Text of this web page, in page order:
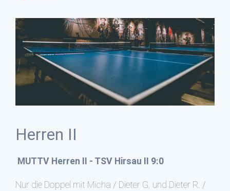
Herren II
MUTTV Herren II - TSV Hirsau II 9:0
Nur die Doppel mit Micha / Dieter G. und Dieter R. /